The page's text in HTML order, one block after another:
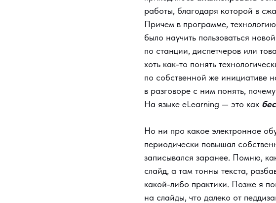
работы, благодаря которой в
Причем в программе,
было научить пользоваться
по станции, диспетчеров или
хоть как-то понять
по собственной же инициативе
в разговоре с ним понять,
На языке eLearning — это как
Но ни про какое электронное
периодически повышал
записывался заранее. Помню,
слайд, а там тонны текста,
какой-либо практики. Позже я
на слайды, что далеко от